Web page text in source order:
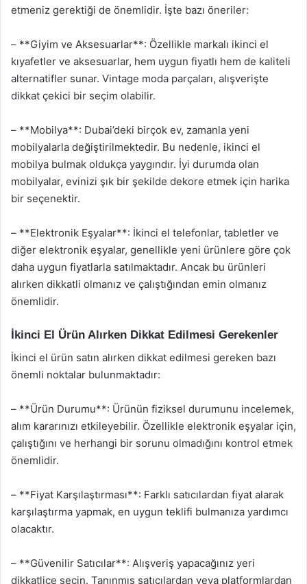
etmeniz gerektiği de önemlidir. İşte bazı öneriler:
– **Giyim ve Aksesuarlar**: Özellikle markalı ikinci el
kıyafetler ve aksesuarlar, hem uygun fiyatlı hem de kaliteli
alternatifler sunar. Vintage moda parçaları, alışverişte
dikkat çekici bir seçim olabilir.
– **Mobilya**: Dubai’deki birçok ev, zamanla yeni
mobilyalarla değiştirilmektedir. Bu nedenle, ikinci el
mobilya bulmak oldukça yaygındır. İyi durumda olan
mobilyalar, evinizi şık bir şekilde dekore etmek için harika
bir seçenektir.
– **Elektronik Eşyalar**: İkinci el telefonlar, tabletler ve
diğer elektronik eşyalar, genellikle yeni ürünlere göre çok
daha uygun fiyatlarla satılmaktadır. Ancak bu ürünleri
alırken dikkatli olmanız ve çalıştığından emin olmanız
önemlidir.
İkinci El Ürün Alırken Dikkat Edilmesi Gerekenler
İkinci el ürün satın alırken dikkat edilmesi gereken bazı
önemli noktalar bulunmaktadır:
– **Ürün Durumu**: Ürünün fiziksel durumunu incelemek,
alım kararınızı etkileyebilir. Özellikle elektronik eşyalar için,
çalıştığını ve herhangi bir sorunu olmadığını kontrol etmek
önemlidir.
– **Fiyat Karşılaştırması**: Farklı satıcılardan fiyat alarak
karşılaştırma yapmak, en uygun teklifi bulmanıza yardımcı
olacaktır.
– **Güvenilir Satıcılar**: Alışveriş yapacağınız yeri
dikkatlice seçin. Tanınmış satıcılardan veya platformlardan